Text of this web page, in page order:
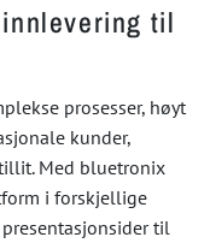
til
prosesser, høyt
kunder,
Med bluetronix
i forskjellige
til